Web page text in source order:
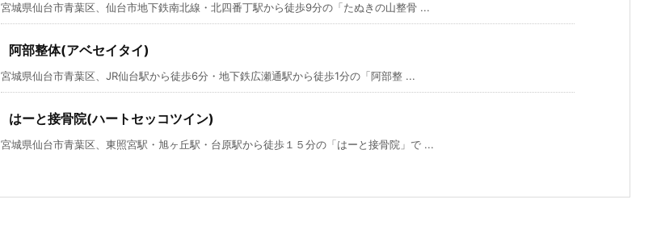
宮城県仙台市青葉区、仙台市地下鉄南北線・北四番丁駅から徒歩9分の「たぬきの山整骨 ...
阿部整体(アベセイタイ)
宮城県仙台市青葉区、JR仙台駅から徒歩6分・地下鉄広瀬通駅から徒歩1分の「阿部整 ...
はーと接骨院(ハートセッコツイン)
宮城県仙台市青葉区、東照宮駅・旭ヶ丘駅・台原駅から徒歩１５分の「はーと接骨院」で ...